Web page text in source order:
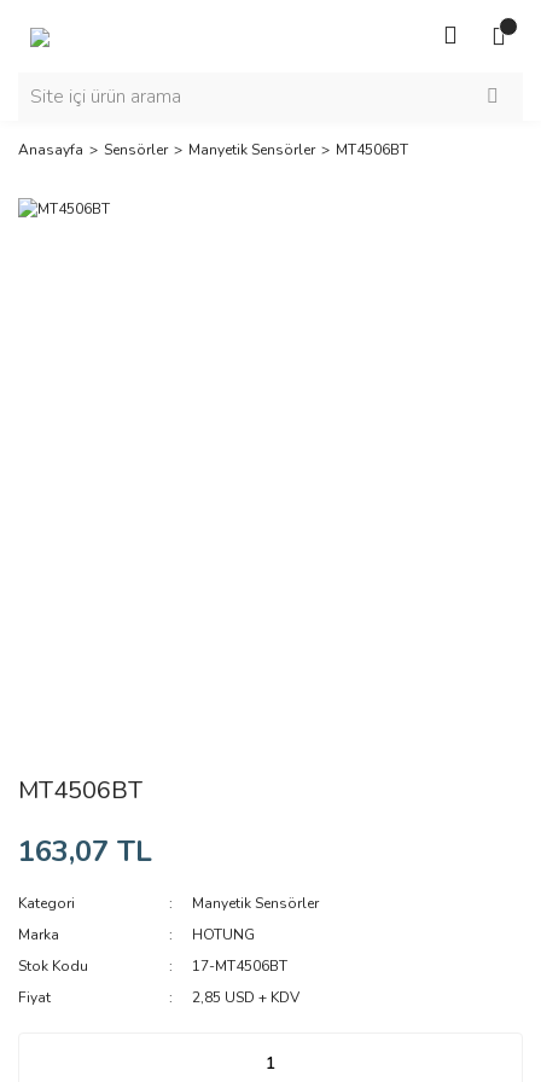
Anasayfa Sensörler Manyetik Sensörler MT4506BT
MT4506BT
163,07 TL
Kategori
Manyetik Sensörler
Marka
HOTUNG
Stok Kodu
17-MT4506BT
Fiyat
2,85 USD + KDV